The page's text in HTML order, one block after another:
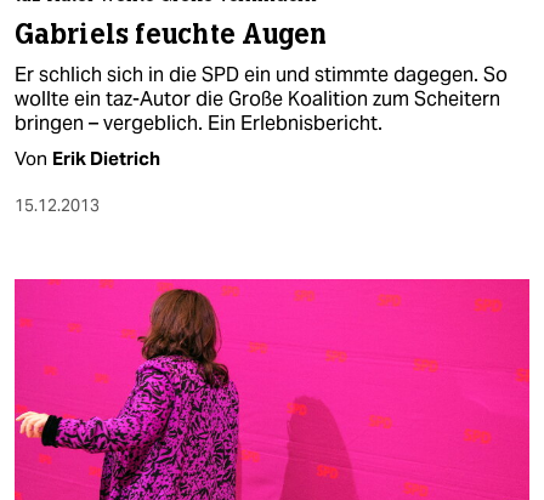
wahrheit
verlag
verlag
unterstützen
abo
Gabriels feuchte Augen
Er schlich sich in die SPD ein und stimmte dagegen. So
wollte ein taz-Autor die Große Koalition zum Scheitern
bringen – vergeblich. Ein Erlebnisbericht.
Von Erik Dietrich
15.12.2013